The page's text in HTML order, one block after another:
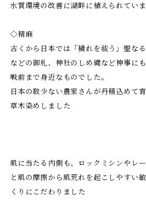
水質環境の改善に湖畔に植えられてい
◇精麻
古くから日本では「穢れを祓う」聖な
などの御札、神社のしめ縄など神事に
戦前まで身近なものでした。
日本の数少ない農家さんが丹精込めて
草木染めしました
肌に当たる内側も、ロックミシンやレ
と肌の摩擦から肌荒れを起こしやすい
くりにこだわりました